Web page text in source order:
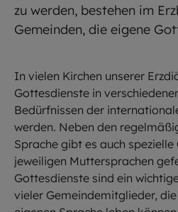
zu werden, bestehen im
Gemeinden, die eigene
In vielen Kirchen unserer
Gottesdienste in
Bedürfnissen der
werden. Neben den
Sprache gibt es auch
jeweiligen Muttersprachen
Gottesdienste sind ein
vieler Gemeindemitglieder,